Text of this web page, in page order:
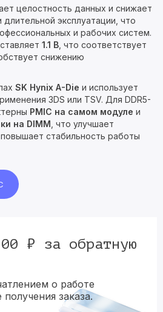
целостность данных и снижает
эксплуатации, что
и рабочих систем.
1.1 В , что соответствует
снижению
SK Hynix A-Die и использует
3DS или TSV. Для DDR5-
PMIC на самом модуле и
на DIMM , что улучшает
стабильность работы
₽ за обратную
о работе
заказа.